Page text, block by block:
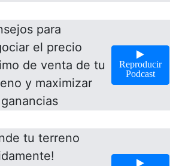
para
el precio
de venta de tu
y maximizar
Reproducir
Podcast
tu terreno